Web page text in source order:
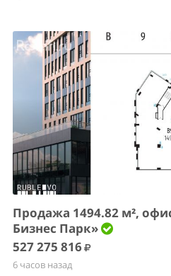
Продажа 1494.82 м²,
Бизнес Парк»
527 275 816
6 часов назад